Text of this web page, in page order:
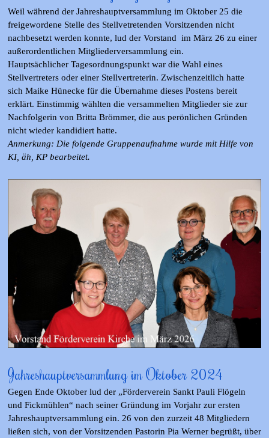
Weil während der Jahreshauptversammlung im Oktober 25 die
freigewordene Stelle des Stellvetretenden Vorsitzenden nicht
nachbesetzt werden konnte, lud der Vorstand im März 26 zu einer
außerordentlichen Mitgliederversammlung ein.
Hauptsächlicher Tagesordnungspunkt war die Wahl eines
Stellvertreters oder einer Stellvertreterin. Zwischenzeitlich hatte
sich Maike Hünecke für die Übernahme dieses Postens bereit
erklärt. Einstimmig wählten die versammelten Mitglieder sie zur
Nachfolgerin von Britta Brömmer, die aus perönlichen Gründen
nicht wieder kandidiert hatte.
Anmerkung: Die folgende Gruppenaufnahme wurde mit Hilfe von
KI, äh, KP bearbeitet.
Jahreshauptversammlung im Oktober 2024
Gegen Ende Oktober lud der „Förderverein Sankt Pauli Flögeln
und Fickmühlen“ nach seiner Gründung im Vorjahr zur ersten
Jahreshauptversammlung ein. 26 von den zurzeit 48 Mitgliedern
ließen sich, von der Vorsitzenden Pastorin Pia Werner begrüßt, über